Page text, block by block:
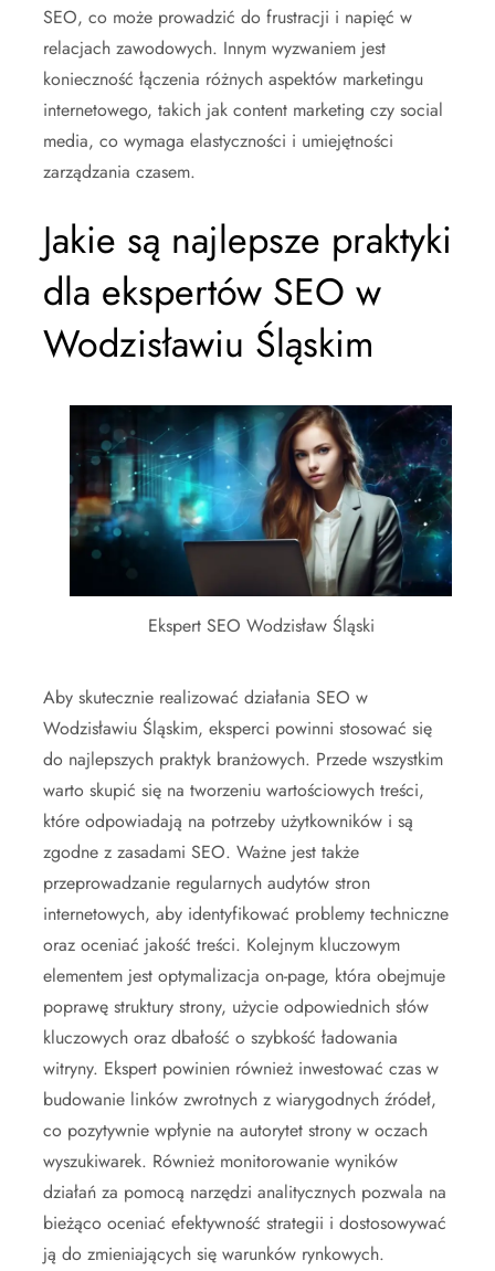
SEO, co może prowadzić do frustracji i napięć w
relacjach zawodowych. Innym wyzwaniem jest
konieczność łączenia różnych aspektów marketingu
internetowego, takich jak content marketing czy social
media, co wymaga elastyczności i umiejętności
zarządzania czasem.
Jakie są najlepsze praktyki
dla ekspertów SEO w
Wodzisławiu Śląskim
Ekspert SEO Wodzisław Śląski
Aby skutecznie realizować działania SEO w
Wodzisławiu Śląskim, eksperci powinni stosować się
do najlepszych praktyk branżowych. Przede wszystkim
warto skupić się na tworzeniu wartościowych treści,
które odpowiadają na potrzeby użytkowników i są
zgodne z zasadami SEO. Ważne jest także
przeprowadzanie regularnych audytów stron
internetowych, aby identyfikować problemy techniczne
oraz oceniać jakość treści. Kolejnym kluczowym
elementem jest optymalizacja on-page, która obejmuje
poprawę struktury strony, użycie odpowiednich słów
kluczowych oraz dbałość o szybkość ładowania
witryny. Ekspert powinien również inwestować czas w
budowanie linków zwrotnych z wiarygodnych źródeł,
co pozytywnie wpłynie na autorytet strony w oczach
wyszukiwarek. Również monitorowanie wyników
działań za pomocą narzędzi analitycznych pozwala na
bieżąco oceniać efektywność strategii i dostosowywać
ją do zmieniających się warunków rynkowych.